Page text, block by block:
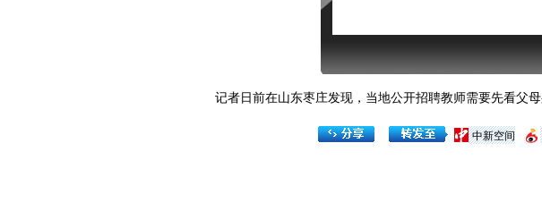
记者日前在山东枣庄发现，当地公开招聘教师需要先看父母
中新空间